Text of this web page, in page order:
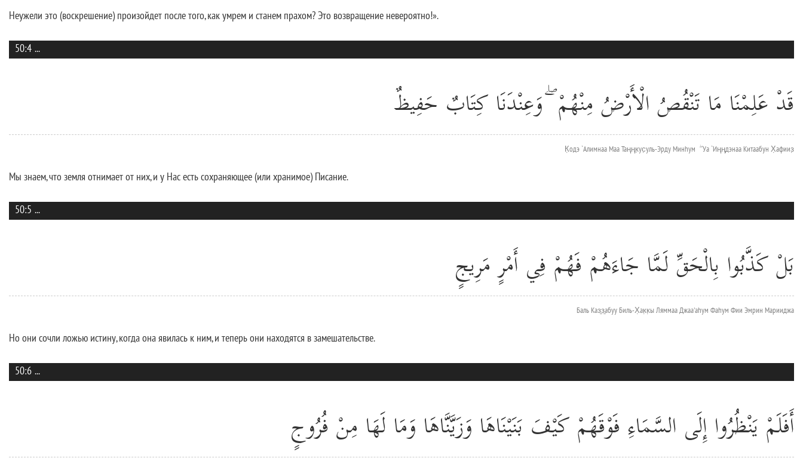
Неужели это (воскрешение) произойдет после того, как умрем и станем прахом? Это возвращение невероятно!».
50:4 ...
قَدْ عَلِمْنَا مَا تَنْقُصُ الْأَرْضُ مِنْهُمْ ۖ وَعِنْدَنَا كِتَابٌ حَفِيظٌ
К̣одэ `Алимнаа Маа Таңңк̣ус̣уль-Эрду Минhум ۖ Уа `Иңңдэнаа Китаабун Х̣афииз̣
Мы знаем, что земля отнимает от них, и у Нас есть сохраняющее (или хранимое) Писание.
50:5 ...
بَلْ كَذَّبُوا بِالْحَقِّ لَمَّا جَاءَهُمْ فَهُمْ فِي أَمْرٍ مَرِيجٍ
Баль Каз̱з̱абуу Биль-Х̣ак̣к̣ы Ляммаа Джаа'аhум Фаhум Фии Эмрин Марииджа
Но они сочли ложью истину, когда она явилась к ним, и теперь они находятся в замешательстве.
50:6 ...
أَفَلَمْ يَنْظُرُوا إِلَى السَّمَاءِ فَوْقَهُمْ كَيْفَ بَنَيْنَاهَا وَزَيَّنَّاهَا وَمَا لَهَا مِنْ فُرُوجٍ